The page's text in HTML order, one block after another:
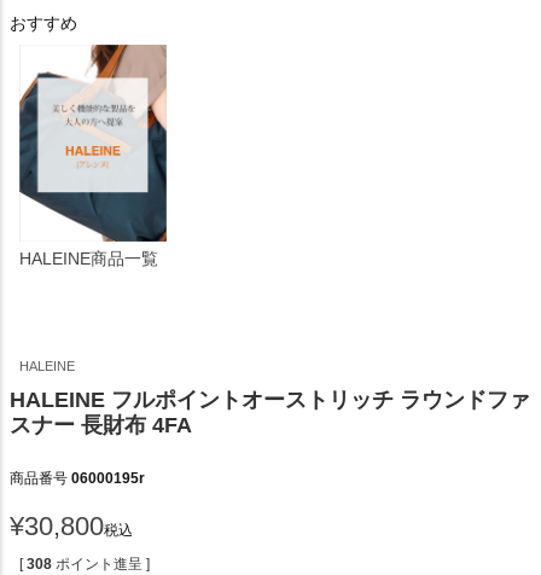
おすすめ
HALEINE商品一覧
HALEINE
HALEINE フルポイントオーストリッチ ラウンドファ
スナー 長財布 4FA
商品番号 06000195r
¥30,800税込
[ 308 ポイント進呈 ]